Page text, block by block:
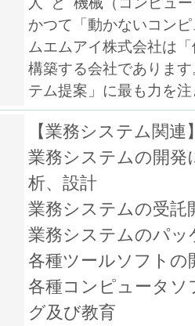
かつて「動かないコン
ムエムアイ株式会社は
構築する会社でありま
テム提案」に最も力を
【業務システム関連
業務システムの開発
析、設計
業務システムの受託
業務システムのパッ
各種ツールソフトの
各種コンピュータ
グ及び教育